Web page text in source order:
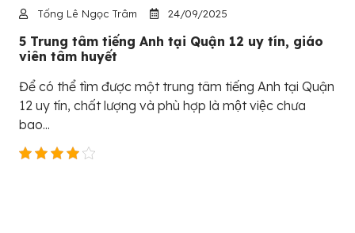
Tống Lê Ngọc Trâm 24/09/2025
5 Trung tâm tiếng Anh tại Quận 12 uy tín, giáo
viên tâm huyết
Để có thể tìm được một trung tâm tiếng Anh tại Quận
12 uy tín, chất lượng và phù hợp là một việc chưa
bao...